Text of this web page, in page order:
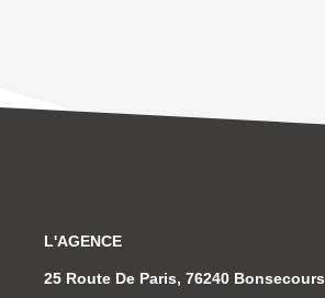
L'AGENCE
25 Route De Paris, 76240 Bonsecours